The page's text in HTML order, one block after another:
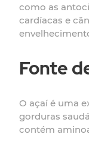
como as
cardíacas e
Fonte
O açaí é uma
gorduras
contém